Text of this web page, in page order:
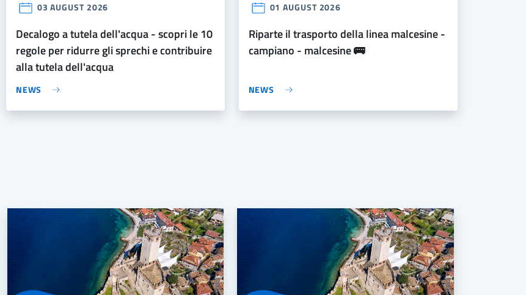
03 AUGUST 2026
decalogo a tutela dell'acqua - scopri le 10
regole per ridurre gli sprechi e contribuire
alla tutela dell'acqua
NEWS
01 AUGUST 2026
riparte il trasporto della linea malcesine -
campiano - malcesine 🚌
NEWS